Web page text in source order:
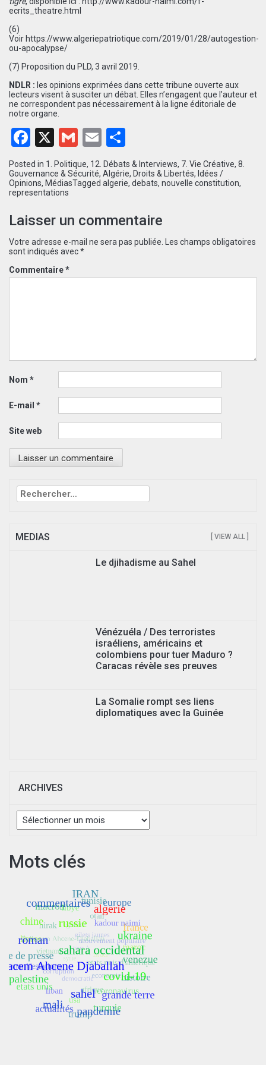
ecrits_theatre.html
(6)
Voir https://www.algeriepatriotique.com/2019/01/28/autogestion-
ou-apocalypse/
(7) Proposition du PLD, 3 avril 2019.
NDLR : les opinions exprimées dans cette tribune ouverte aux
lecteurs visent à susciter un débat. Elles n’engagent que l’auteur et
ne correspondent pas nécessairement à la ligne éditoriale de
notre organe.
Facebook
X Gmail
Email
Posted in 1. Politique, 12. Débats & Interviews, 7. Vie Créative, 8.
Gouvernance & Sécurité, Algérie, Droits & Libertés, Idées /
Opinions, MédiasTagged algerie, debats, nouvelle constitution,
representations
Laisser un commentaire
Votre adresse e-mail ne sera pas publiée.
Les champs obligatoires
sont indiqués avec*
Commentaire*
Nom *
E-mail *
Site web
Rechercher :
MEDIAS [ VIEW ALL ]
Le djihadisme au Sahel
Vénézuéla / Des terroristes
israéliens, américains et
colombiens pour tuer Maduro ?
Caracas révèle ses preuves
La Somalie rompt ses liens
diplomatiques avec la Guinée
ARCHIVES
Archives
Mots clés